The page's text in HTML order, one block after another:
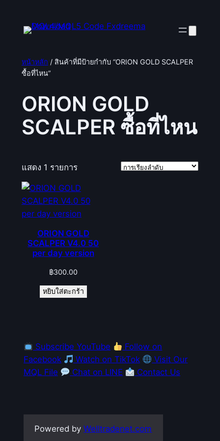
หน้าหลัก / สินค้าที่มีป้ายกำกับ “ORION GOLD SCALPER
ซื้อที่ไหน”
ORION GOLD
SCALPER ซื้อที่ไหน
แสดง 1 รายการ
ORION GOLD
SCALPER V4.0 50
per day version
฿300.00
หยิบใส่ตะกร้า
Subscribe YouTube
Follow on
Facebook
Watch on TikTok
Visit Our
MQL File
Chat on LINE Contact Us
Powered byWelltradenet.com